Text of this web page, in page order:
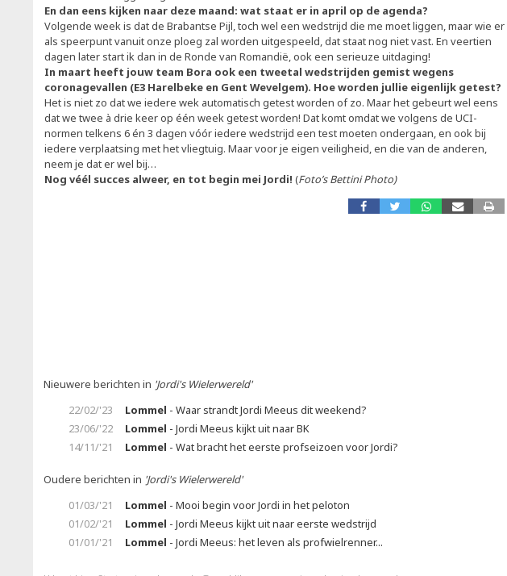
En dan eens kijken naar deze maand: wat staat er in april op de agenda?
Volgende week is dat de Brabantse Pijl, toch wel een wedstrijd die me moet liggen, maar wie er
als speerpunt vanuit onze ploeg zal worden uitgespeeld, dat staat nog niet vast. En veertien
dagen later start ik dan in de Ronde van Romandië, ook een serieuze uitdaging!
In maart heeft jouw team Bora ook een tweetal wedstrijden gemist wegens
coronagevallen (E3 Harelbeke en Gent Wevelgem). Hoe worden jullie eigenlijk getest?
Het is niet zo dat we iedere wek automatisch getest worden of zo. Maar het gebeurt wel eens
dat we twee à drie keer op één week getest worden! Dat komt omdat we volgens de UCI-
normen telkens 6 én 3 dagen vóór iedere wedstrijd een test moeten ondergaan, en ook bij
iedere verplaatsing met het vliegtuig. Maar voor je eigen veiligheid, en die van de anderen,
neem je dat er wel bij…
Nog véél succes alweer, en tot begin mei Jordi! (Foto’s Bettini Photo)
Nieuwere berichten in 'Jordi's Wielerwereld'
22/02/'23
Lommel - Waar strandt Jordi Meeus dit weekend?
23/06/'22
Lommel - Jordi Meeus kijkt uit naar BK
14/11/'21
Lommel - Wat bracht het eerste profseizoen voor Jordi?
Oudere berichten in 'Jordi's Wielerwereld'
01/03/'21
Lommel - Mooi begin voor Jordi in het peloton
01/02/'21
Lommel - Jordi Meeus kijkt uit naar eerste wedstrijd
01/01/'21
Lommel - Jordi Meeus: het leven als profwielrenner...